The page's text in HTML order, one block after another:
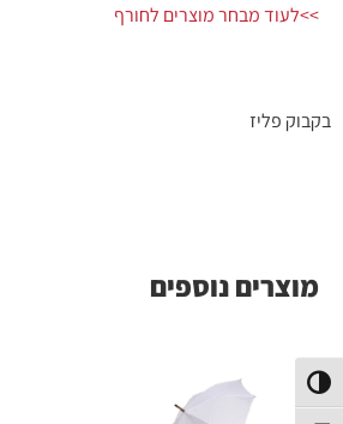
הפעל/כבה ניגודיות גבוהה
>>לעוד מבחר מוצרים לחורף
בקבוק פליז
מוצרים נוספים